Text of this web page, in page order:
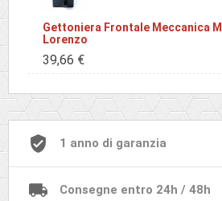
Gettoniera Frontale Meccanica
Lorenzo
39,66 €
1 anno di garanzia
Consegne entro 24h / 48h